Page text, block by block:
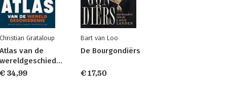
Christian Grataloup
Atlas van de
wereldgeschiedenis
€ 34,99
Bart van Loo
De Bourgondiërs
€ 17,50